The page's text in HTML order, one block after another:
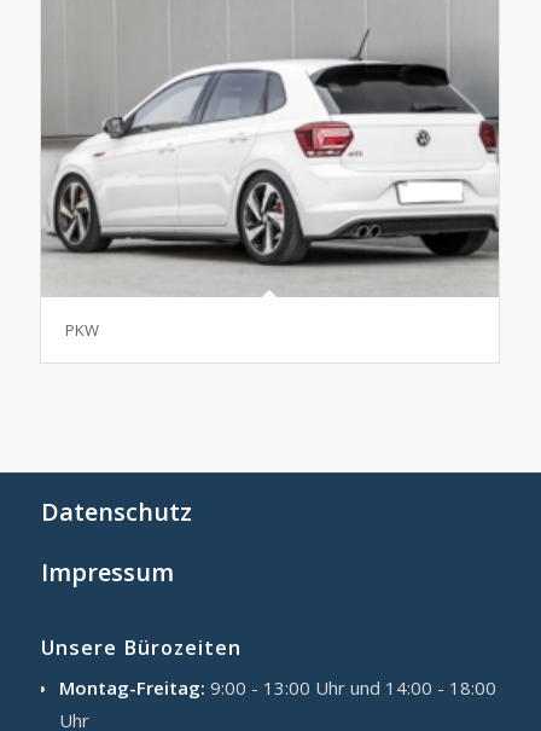
PKW
Datenschutz
Impressum
Unsere Bürozeiten
Montag-Freitag: 9:00 - 13:00 Uhr und 14:00 - 18:00
Uhr